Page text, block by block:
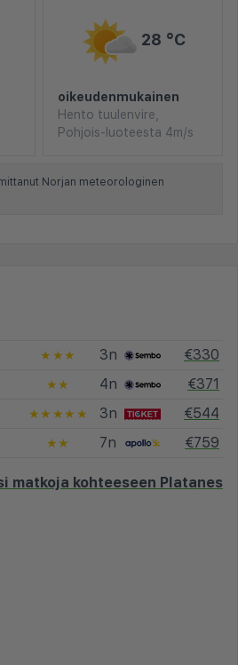
28 °C
oikeudenmukainen
Hento tuulenvire,
Pohjois-luoteesta 4m/s
Norjan meteorologinen
★★★ 3n
€330
★★ 4n
€371
★★★★★ 3n
€544
★★ 7n €759
matkoja kohteeseen Platanes